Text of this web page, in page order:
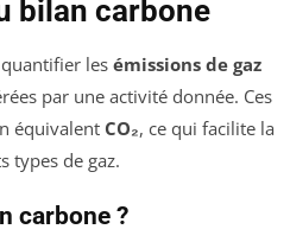
bilan carbone
lesémissions de gaz
par une activité donnée. Ces
équivalent CO₂, ce qui facilite la
types de gaz.
carbone ?